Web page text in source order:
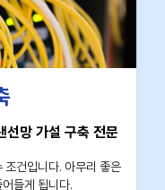
선망 가설 구축 전문
조건입니다. 아무리 좋은
들게 됩니다.